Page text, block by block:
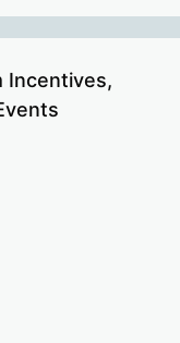
Incentives,